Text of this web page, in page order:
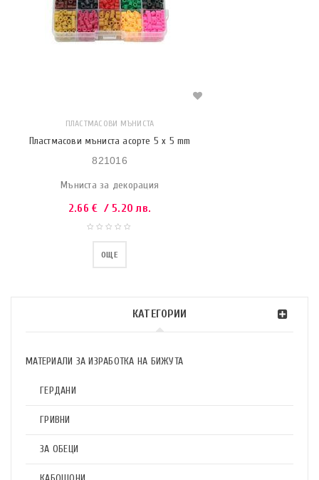
КАТЕГОРИИ
МАТЕРИАЛИ ЗА ИЗРАБОТКА НА БИЖУТА
ГЕРДАНИ
ГРИВНИ
ЗА ОБЕЦИ
ПЛАСТМАСОВИ МЪНИСТА
Пластмасови мъниста асорте 5 x 5 mm
821016
Мъниста за декорация
2.66€ / 5.20 лв.
ОЩЕ